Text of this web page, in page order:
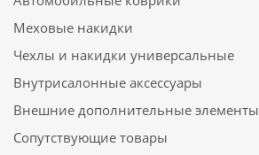
Меховые накидки
Чехлы и накидки универсальные
Внутрисалонные аксессуары
Внешние дополнительные элементы
Сопутствующие товары